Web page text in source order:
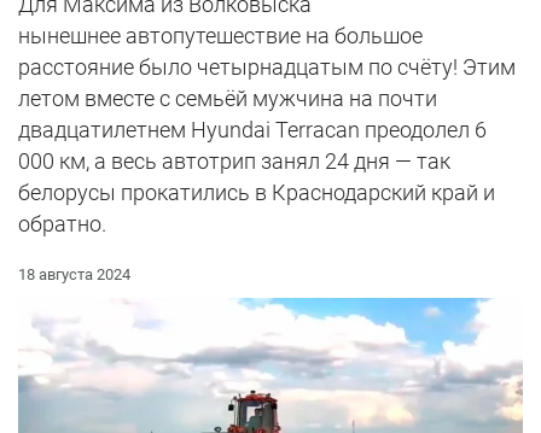
нынешнее автопутешествие на большое
расстояние было четырнадцатым по счёту! Этим
летом вместе с семьёй мужчина на почти
двадцатилетнем Hyundai Terracan преодолел 6
000 км, а весь автотрип занял 24 дня — так
белорусы прокатились в Краснодарский край и
обратно.
18 августа 2024